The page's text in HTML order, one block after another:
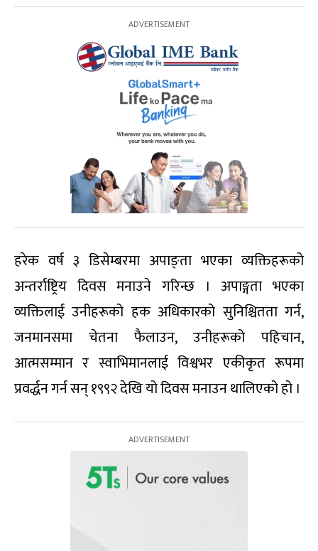
हरेक वर्ष ३ डिसेम्बरमा अपाङ्ता भएका व्यक्तिहरूको
अन्तर्राष्ट्रिय दिवस मनाउने गरिन्छ । अपाङ्गता भएका
व्यक्तिलाई उनीहरूको हक अधिकारको सुनिश्चितता गर्न,
जनमानसमा चेतना फैलाउन, उनीहरूको पहिचान,
आत्मसम्मान र स्वाभिमानलाई विश्वभर एकीकृत रूपमा
प्रवर्द्धन गर्न सन् १९९२ देखि यो दिवस मनाउन थालिएको हो ।